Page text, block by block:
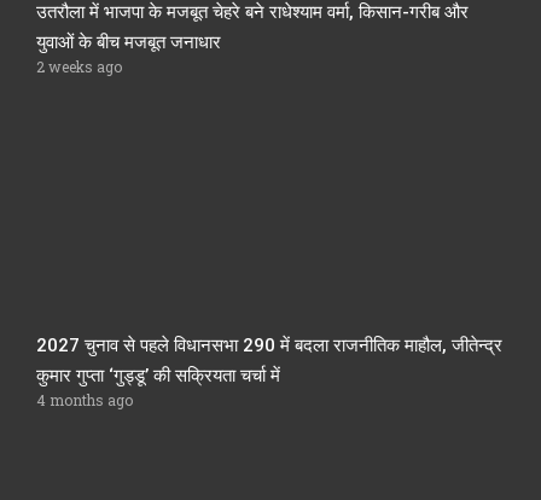
उतरौला में भाजपा के मजबूत चेहरे बने राधेश्याम वर्मा, किसान-गरीब और
युवाओं के बीच मजबूत जनाधार
2 weeks ago
2027 चुनाव से पहले विधानसभा 290 में बदला राजनीतिक माहौल, जीतेन्द्र
कुमार गुप्ता ‘गुड्डू’ की सक्रियता चर्चा में
4 months ago